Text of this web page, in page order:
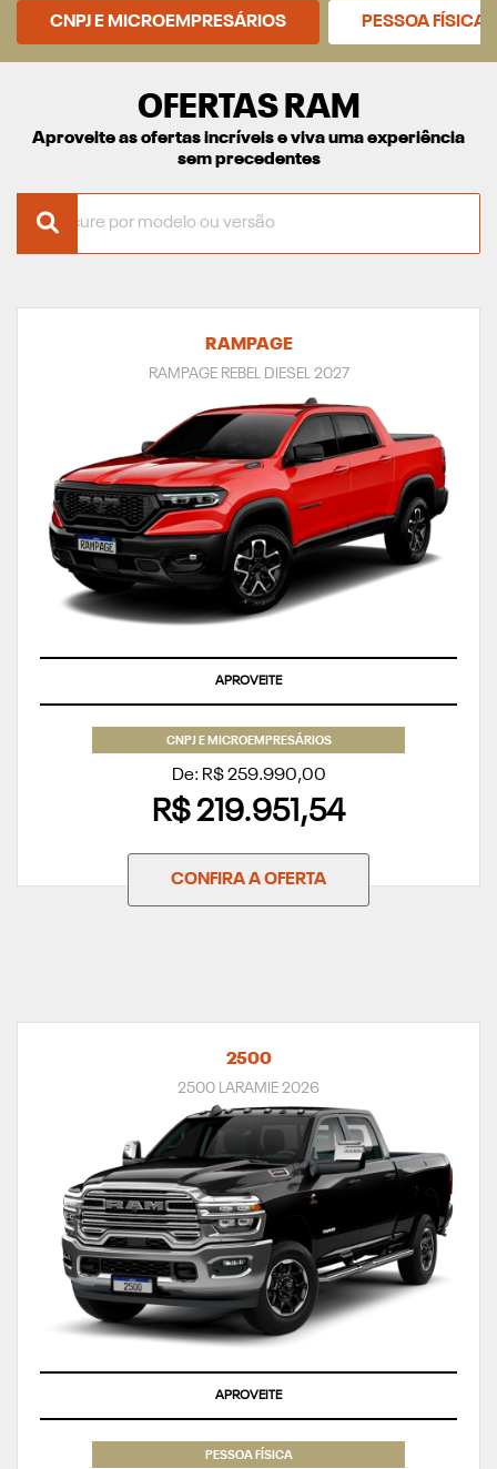
CNPJ E MICROEMPRESÁRIOS PESSOA FÍSICA
OFERTAS RAM
Aproveite as ofertas incríveis e viva uma experiência
sem precedentes
RAMPAGE
RAMPAGE REBEL DIESEL 2027
APROVEITE
CNPJ E MICROEMPRESÁRIOS
De: R$ 259.990,00
R$ 219.951,54
CONFIRA A OFERTA
2500
2500 LARAMIE 2026
APROVEITE
PESSOA FÍSICA